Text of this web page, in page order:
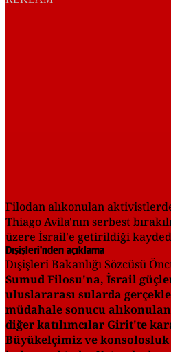
Filodan alıkonulan
Thiago Avila'nın serbest
üzere İsrail'e getirildiği
Dışişleri'nden açıklama
Dışişleri Bakanlığı Sözcüsü
Sumud Filosu'na, İsrail
uluslararası sularda
müdahale sonucu
diğer katılımcılar Girit'te
Büyükelçimiz ve konsolosluk